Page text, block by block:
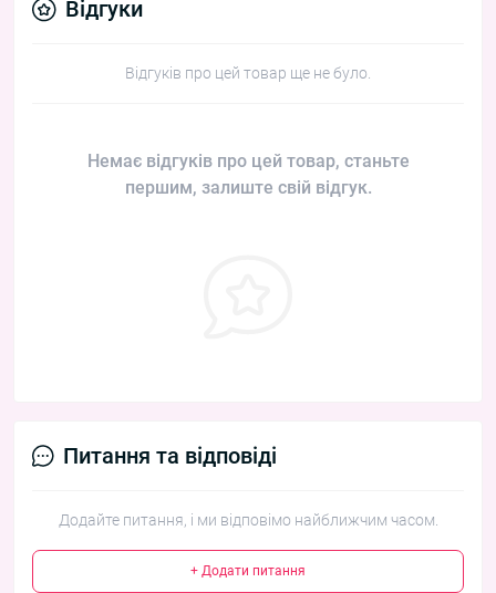
Відгуки
Відгуків про цей товар ще не було.
Немає відгуків про цей товар, станьте
першим, залиште свій відгук.
Питання та відповіді
Додайте питання, і ми відповімо найближчим часом.
+ Додати питання